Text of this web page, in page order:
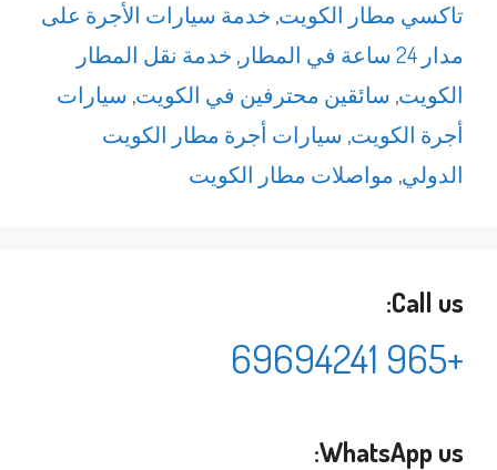
تاكسي مطار الكويت, خدمة سيارات الأجرة على
مدار 24 ساعة في المطار
, خدمة نقل المطار
الكويت, سائقين محترفين في الكويت, سيارات
أجرة الكويت, سيارات أجرة مطار الكويت
الدولي, مواصلات مطار الكويت
Call us:
+965 69694241
WhatsApp us: